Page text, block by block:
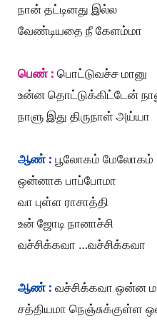
நான் தட்டினது இல்ல
வேண்டியதை நீ கேளம்மா
பெண் : பொட்டுவச்ச மானு
உன்ன தொட்டுக்கிட்டேன்
நாளு இது திருநாள் அய்யா
ஆண் : பூலோகம் மேலோகம்
ஒன்னாக பாப்போமா
வா புள்ள ராசாத்தி
உன் ஜோடி நானாச்சி
வச்சிக்கவா …வச்சிக்கவா
ஆண் : வச்சிக்கவா ஒன்ன
சத்தியமா நெஞ்சுக்குள்ள